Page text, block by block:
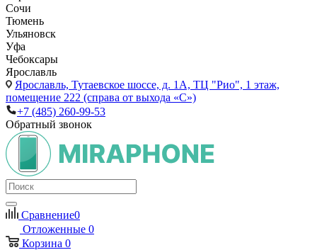
Сочи
Тюмень
Ульяновск
Уфа
Чебоксары
Ярославль
Ярославль, Тутаевское шоссе, д. 1А, ТЦ "Рио", 1 этаж,
помещение 222 (справа от выхода «С»)
+7 (485) 260-99-53
Обратный звонок
Сравнение0
Отложенные 0
Корзина 0